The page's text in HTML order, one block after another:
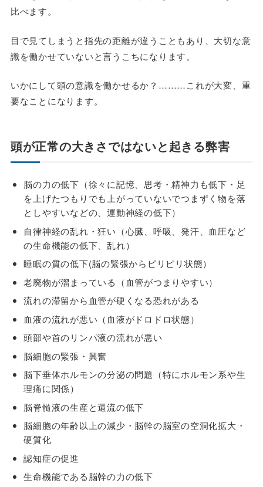
比べます。
目で見てしまうと指先の距離が違うこともあり、大切な意
識を働かせていないと言うこちになります。
いかにして頭の意識を働かせるか？………これが大変、重
要なことになります。
頭が正常の大きさではないと起きる弊害
脳の力の低下（徐々に記憶、思考・精神力も低下・足
を上げたつもりでも上がっていないでつまずく物を落
としやすいなどの、運動神経の低下）
自律神経の乱れ・狂い（心臓、呼吸、発汗、血圧など
の生命機能の低下、乱れ）
睡眠の質の低下(脳の緊張からピリピリ状態）
老廃物が溜まっている（血管がつまりやすい）
流れの滞留から血管が硬くなる恐れがある
血液の流れが悪い（血液がドロドロ状態）
頭部や首のリンパ液の流れが悪い
脳細胞の緊張・興奮
脳下垂体ホルモンの分泌の問題（特にホルモン系や生
理痛に関係）
脳脊髄液の生産と還流の低下
脳細胞の年齢以上の減少・脳幹の脳室の空洞化拡大・
硬質化
認知症の促進
生命機能である脳幹の力の低下